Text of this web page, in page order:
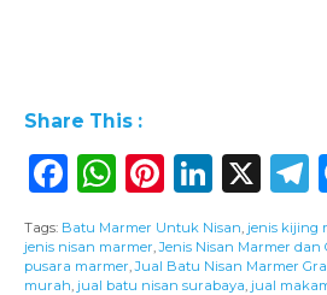
Share This :
Facebook
WhatsApp
X
Tags: Batu Marmer Untuk Nisan jenis kijing
jenis nisan marmer ,Jenis Nisan Marmer
pusara marmer ,Jual Batu Nisan Marmer
murah jual batu nisan surabaya jual